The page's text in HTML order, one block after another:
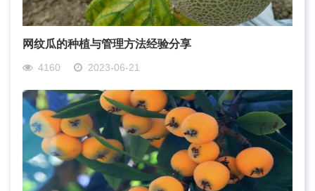
网纹瓜的种植与管理方法经验分享
4160 2023-06-21